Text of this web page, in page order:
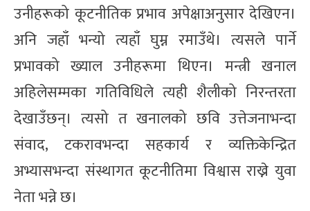
उनीहरूको कूटनीतिक प्रभाव अपेक्षाअनुसार देखिएन।
अनि जहाँ भन्यो त्यहाँ घुम्न रमाउँथे। त्यसले पार्ने
प्रभावको ख्याल उनीहरूमा थिएन। मन्त्री खनाल
अहिलेसम्मका गतिविधिले त्यही शैलीको निरन्तरता
देखाउँछन्। त्यसो त खनालको छवि उत्तेजनाभन्दा
संवाद, टकरावभन्दा सहकार्य र व्यक्तिकेन्द्रित
अभ्यासभन्दा संस्थागत कूटनीतिमा विश्वास राख्ने युवा
नेता भन्ने छ।